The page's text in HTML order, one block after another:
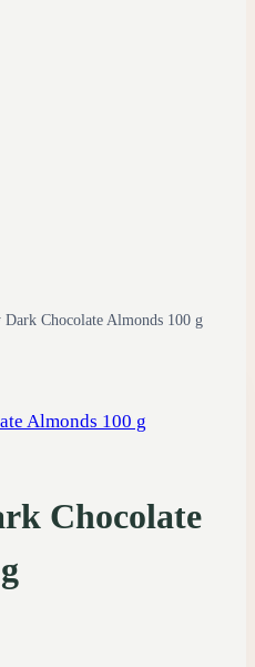
Dark Chocolate Almonds 100 g
Chocolate